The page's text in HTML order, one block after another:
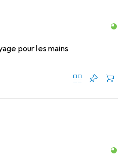
pour les mains